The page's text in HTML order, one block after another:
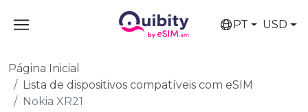
PT USD
Página Inicial
Lista de dispositivos compatíveis com eSIM
Nokia XR21